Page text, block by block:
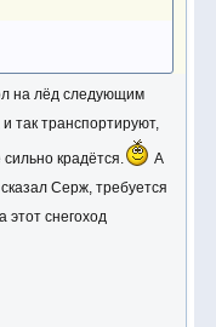
на лёд следующим
так транспортируют,
крадётся.
А
Серж, требуется
этот снегоход